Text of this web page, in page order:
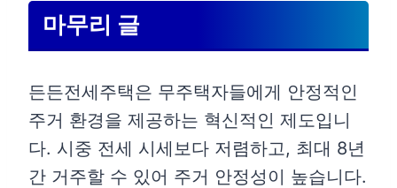
마무리 글
든든전세주택은 무주택자들에게 안정적인
주거 환경을 제공하는 혁신적인 제도입니
다. 시중 전세 시세보다 저렴하고, 최대 8년
간 거주할 수 있어 주거 안정성이 높습니다.